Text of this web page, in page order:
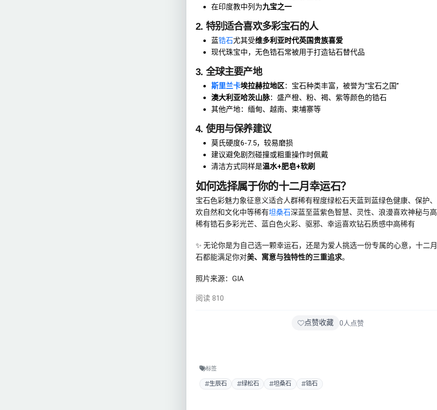
在印度教中列为九宝之一
2. 特别适合喜欢多彩宝石的人
蓝锆石尤其受维多利亚时代英国贵族喜爱
现代珠宝中，无色锆石常被用于打造钻石替代品
3. 全球主要产地
斯里兰卡埃拉赫拉地区：宝石种类丰富，被誉为“宝石之国”
澳大利亚哈茨山脉：盛产橙、粉、褐、紫等颜色的锆石
其他产地：缅甸、越南、柬埔寨等
4. 使用与保养建议
莫氏硬度6-7.5，较易磨损
建议避免剧烈碰撞或粗重操作时佩戴
清洁方式同样是温水+肥皂+软刷
如何选择属于你的十二月幸运石？
宝石色彩魅力象征意义适合人群稀有程度绿松石天蓝到蓝绿色健康、保护
欢自然和文化中等稀有坦桑石深蓝至蓝紫色智慧、灵性、浪漫喜欢神秘与
稀有锆石多彩光芒、蓝白色火彩、驱邪、幸运喜欢钻石质感中高稀有
✨ 无论你是为自己选一颗幸运石，还是为爱人挑选一份专属的心意，十二
石都能满足你对美、寓意与独特性的三重追求。
照片来源：GIA
阅读 810
点赞收藏 0人点赞
标签
生辰石 绿松石 坦桑石 锆石